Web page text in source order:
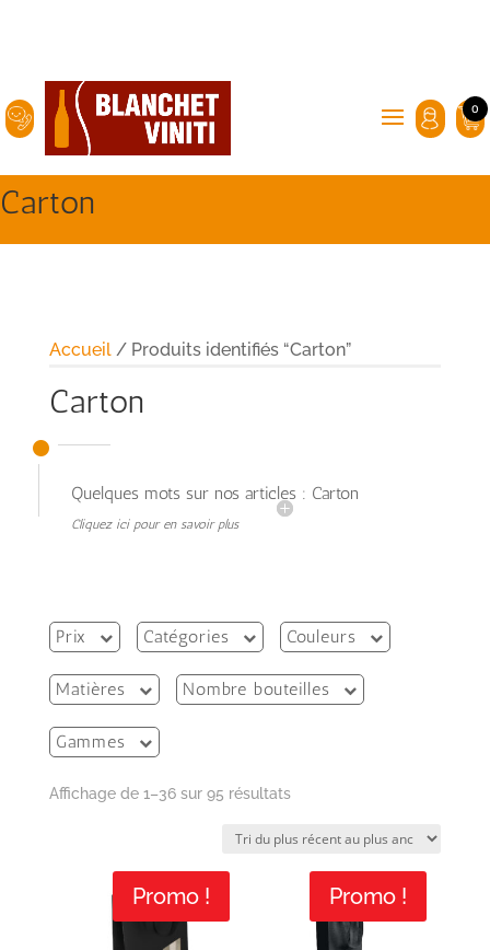
0
Carton
Accueil/ Produits identifiés “Carton”
Carton
Quelques mots sur nos articles : Carton
Cliquez ici pour en savoir plus
Prix Catégories Couleurs
Matières Nombre bouteilles
Gammes
Affichage de 1–36 sur 95 résultatsTrié
plus
Promo ! Promo !